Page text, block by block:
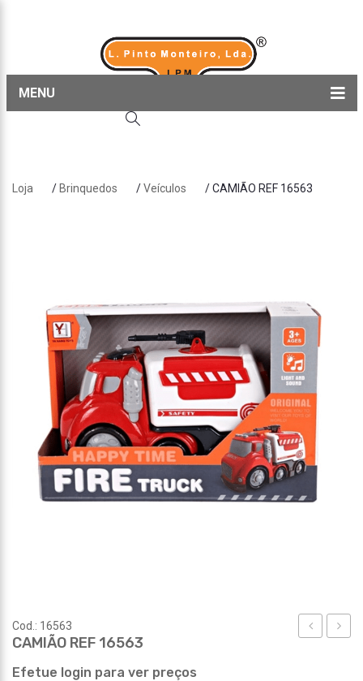
MENU
Sobre nós
Loja / Brinquedos /Veículos / CAMIÃO REF 16563
Cod.: 16563
CAMIÃO REF 16563
Efetue login para ver preços